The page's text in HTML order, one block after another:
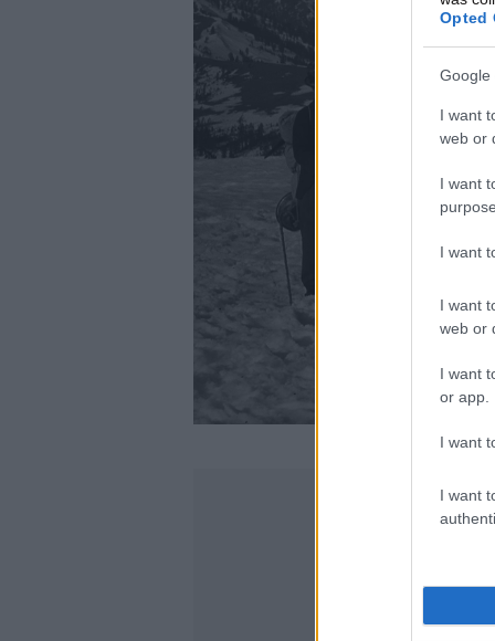
Opted
Google
I want
web or
I want
I want
I want
web or
I want
or app.
I want
I want